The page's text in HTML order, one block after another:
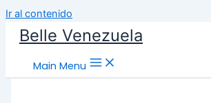
Ir al contenido
Belle Venezuela
Main Menu